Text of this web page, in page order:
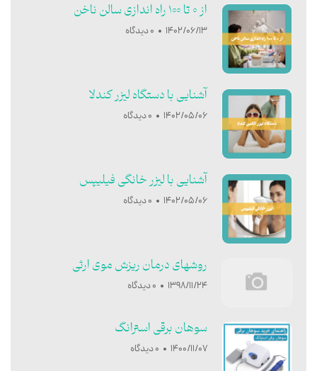
از 0 تا 100 راه اندازی سالن ناخن
1402/06/13 0 دیدگاه
آشنایی با دستگاه لیزر کندلا
1402/05/06 0 دیدگاه
آشنایی با ليزر خانگی فيليپس
1402/05/06 0 دیدگاه
روشهای درمان ریزش موی ارثی
1398/11/24 0 دیدگاه
سوهان برقی استرانگ
1400/11/07 0 دیدگاه